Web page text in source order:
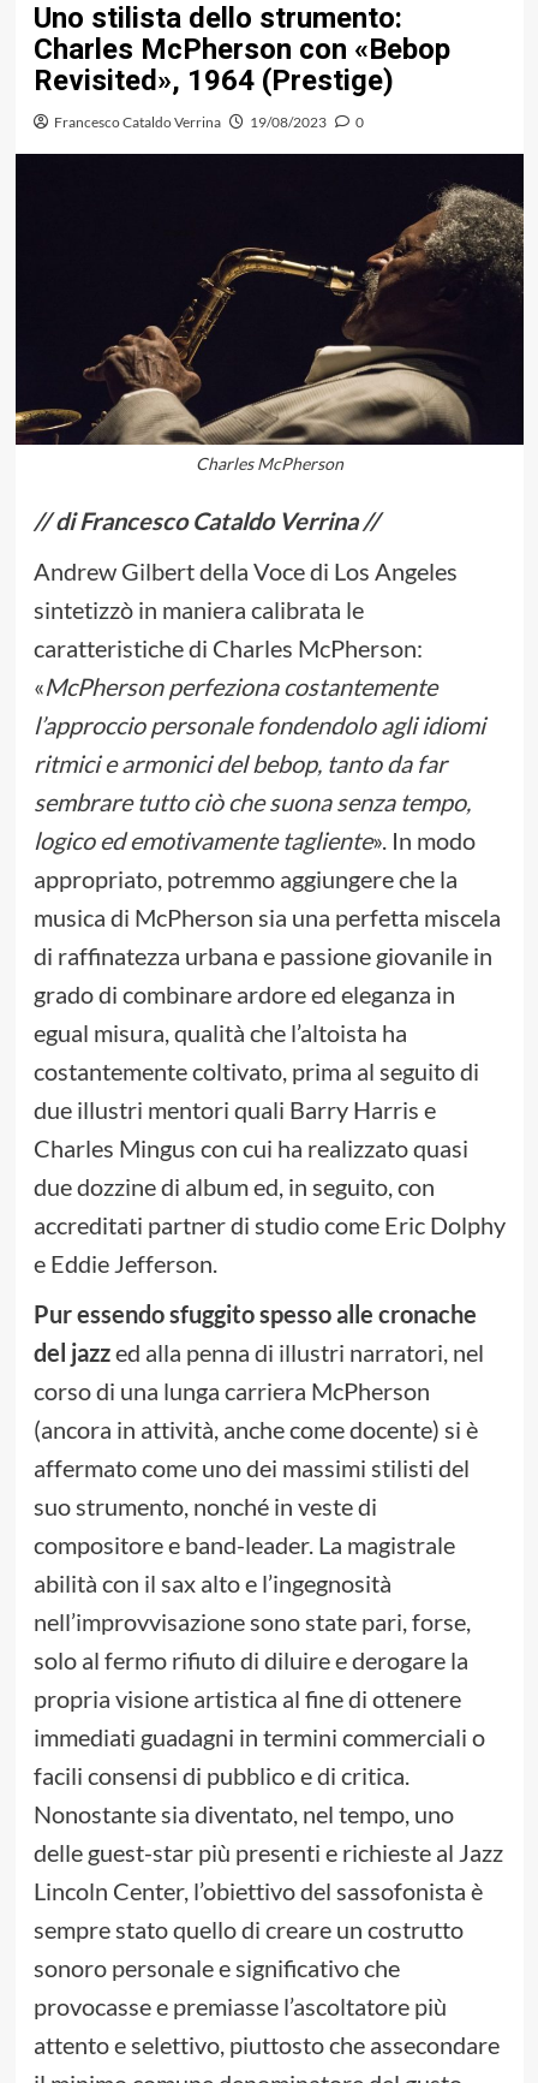
Uno stilista dello strumento:
Charles McPherson con «Bebop
Revisited», 1964 (Prestige)
Francesco Cataldo Verrina 19/08/2023 0
Charles McPherson
// di Francesco Cataldo Verrina //
Andrew Gilbert della Voce di Los Angeles
sintetizzò in maniera calibrata le
caratteristiche di Charles McPherson:
«McPherson perfeziona costantemente
l’approccio personale fondendolo agli idiomi
ritmici e armonici del bebop, tanto da far
sembrare tutto ciò che suona senza tempo,
logico ed emotivamente tagliente». In modo
appropriato, potremmo aggiungere che la
musica di McPherson sia una perfetta miscela
di raffinatezza urbana e passione giovanile in
grado di combinare ardore ed eleganza in
egual misura, qualità che l’altoista ha
costantemente coltivato, prima al seguito di
due illustri mentori quali Barry Harris e
Charles Mingus con cui ha realizzato quasi
due dozzine di album ed, in seguito, con
accreditati partner di studio come Eric Dolphy
e Eddie Jefferson.
Pur essendo sfuggito spesso alle cronache
del jazzed alla penna di illustri narratori, nel
corso di una lunga carriera McPherson
(ancora in attività, anche come docente) si è
affermato come uno dei massimi stilisti del
suo strumento, nonché in veste di
compositore e band-leader. La magistrale
abilità con il sax alto e l’ingegnosità
nell’improvvisazione sono state pari, forse,
solo al fermo rifiuto di diluire e derogare la
propria visione artistica al fine di ottenere
immediati guadagni in termini commerciali o
facili consensi di pubblico e di critica.
Nonostante sia diventato, nel tempo, uno
delle guest-star più presenti e richieste al Jazz
Lincoln Center, l’obiettivo del sassofonista è
sempre stato quello di creare un costrutto
sonoro personale e significativo che
provocasse e premiasse l’ascoltatore più
attento e selettivo, piuttosto che assecondare